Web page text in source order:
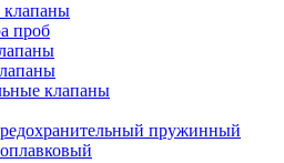
клапаны
проб
клапаны
пружинный